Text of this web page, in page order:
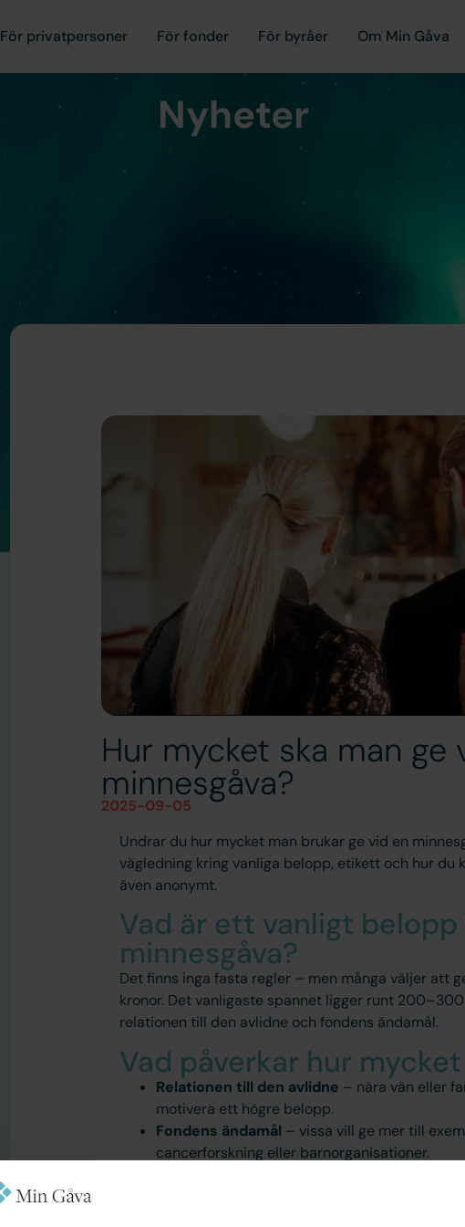
För privatpersoner För fonder För byråer Om Min Gåva
Nyheter
Hur mycket ska man ge
minnesgåva?
2025-09-05
Undrar du hur mycket man brukar ge vid en
vägledning kring vanliga belopp, etikett och hur du
även anonymt.
Vad är ett vanligt belopp
minnesgåva?
Det finns inga fasta regler – men många väljer att
kronor. Det vanligaste spannet ligger runt
relationen till den avlidne och fondens ändamål.
Vad påverkar hur
Relationen till den avlidne – nära vän eller
motivera ett högre belopp.
Fondens ändamål – vissa vill ge mer till
cancerforskning eller barnorganisationer.